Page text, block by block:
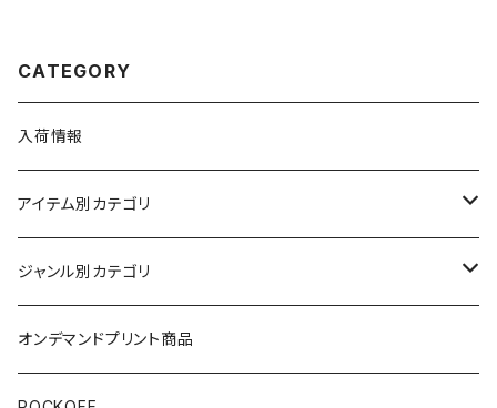
CATEGORY
入荷情報
アイテム別カテゴリ
半袖
ブラック/グレー系
ホワイト
長袖
ジャンル別カテゴリ
オリジナルデザイン
スカルファミリー
オンデマンドプリント商品